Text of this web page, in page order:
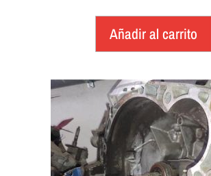
Añadir al carrito